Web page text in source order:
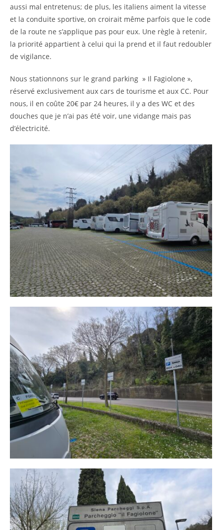
aussi mal entretenus; de plus, les italiens aiment la vitesse
et la conduite sportive, on croirait même parfois que le code
de la route ne s’applique pas pour eux. Une règle à retenir,
la priorité appartient à celui qui la prend et il faut redoubler
de vigilance.
Nous stationnons sur le grand parking » Il Fagiolone »,
réservé exclusivement aux cars de tourisme et aux CC. Pour
nous, il en coûte 20€ par 24 heures, il y a des WC et des
douches que je n’ai pas été voir, une vidange mais pas
d’électricité.